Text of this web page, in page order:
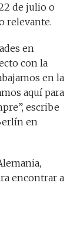
de julio o
relevante.
en
con la
en la
aquí para
escribe
en
encontrar a